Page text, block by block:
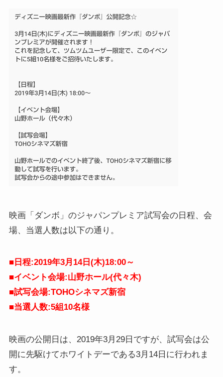
映画「ダンボ」のジャパンプレミア試写会の日程、会
場、当選人数は以下の通り。
■日程:2019年3月14日(木)18:00～
■イベント会場:山野ホール(代々木)
■試写会場:TOHOシネマズ新宿
■当選人数:5組10名様
映画の公開日は、2019年3月29日ですが、試写会は公
開に先駆けてホワイトデーである3月14日に行われま
す。